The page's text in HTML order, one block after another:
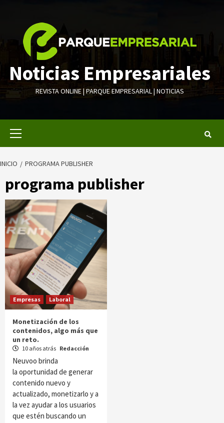
contenido
Noticias Empresariales
REVISTA ONLINE | PARQUE EMPRESARIAL | NOTICIAS
INICIO PROGRAMA PUBLISHER
programa publisher
Empresas Laboral
Monetización de los
contenidos, algo más que
un reto.
10 años atrás Redacción
Neuvoo brinda
la oportunidad de generar
contenido nuevo y
actualizado, monetizarlo y a
la vez ayudar a los usuarios
que estén buscando un